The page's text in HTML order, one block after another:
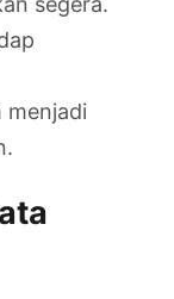
menjadi